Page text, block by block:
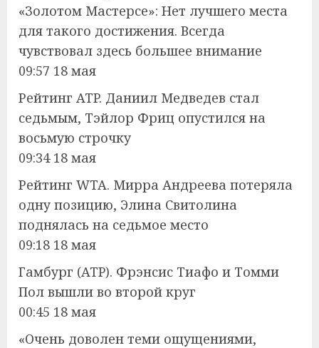
«Золотом Мастерсе»: Нет лучшего места
для такого достижения. Всегда
чувствовал здесь большее внимание
09:57 18 мая
Рейтинг ATP. Даниил Медведев стал
седьмым, Тэйлор Фриц опустился на
восьмую строчку
09:34 18 мая
Рейтинг WTA. Мирра Андреева потеряла
одну позицию, Элина Свитолина
поднялась на седьмое место
09:18 18 мая
Гамбург (ATP). Фрэнсис Тиафо и Томми
Пол вышли во второй круг
00:45 18 мая
«Очень доволен теми ощущениями,